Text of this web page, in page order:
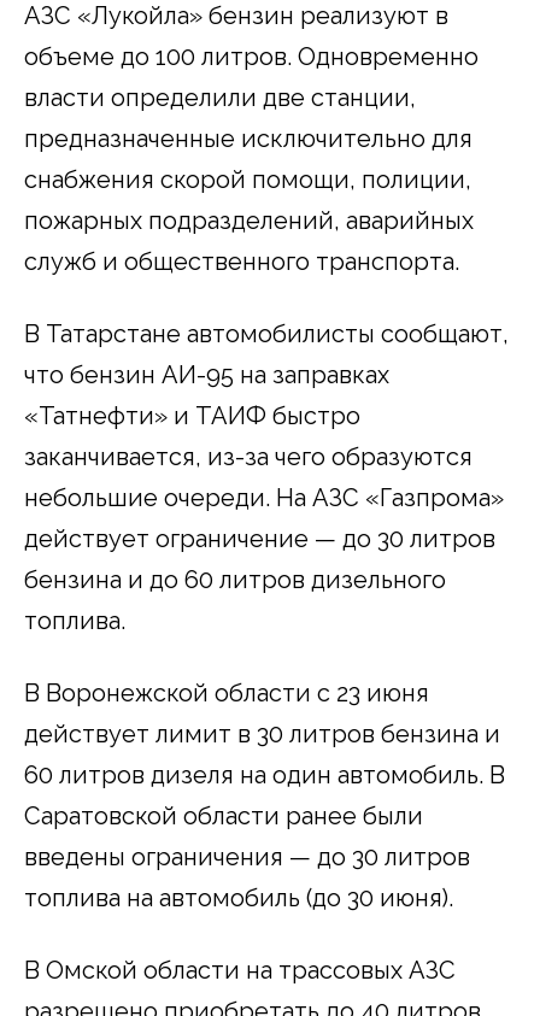
АЗС «Лукойла» бензин реализуют в
объеме до 100 литров. Одновременно
власти определили две станции,
предназначенные исключительно для
снабжения скорой помощи, полиции,
пожарных подразделений, аварийных
служб и общественного транспорта.
В Татарстане автомобилисты сообщают,
что бензин АИ-95 на заправках
«Татнефти» и ТАИФ быстро
заканчивается, из-за чего образуются
небольшие очереди. На АЗС «Газпрома»
действует ограничение — до 30 литров
бензина и до 60 литров дизельного
топлива.
В Воронежской области с 23 июня
действует лимит в 30 литров бензина и
60 литров дизеля на один автомобиль. В
Саратовской области ранее были
введены ограничения — до 30 литров
топлива на автомобиль (до 30 июня).
В Омской области на трассовых АЗС